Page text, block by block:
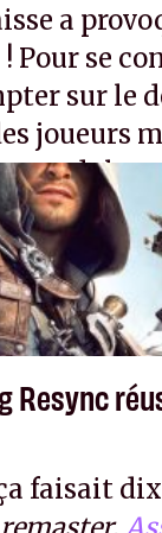
a
se
sur le
joueurs
du
Resync
faisait